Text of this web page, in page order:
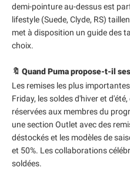
demi-pointure au-dessus est
lifestyle (Suede, Clyde, RS)
met à disposition un guide des
choix.
🔖 Quand Puma propose-t-il
Les remises les plus
Friday, les soldes d'hiver et
réservées aux membres du
une section Outlet avec des
déstockés et les modèles de
et 50%. Les collaborations
soldées.